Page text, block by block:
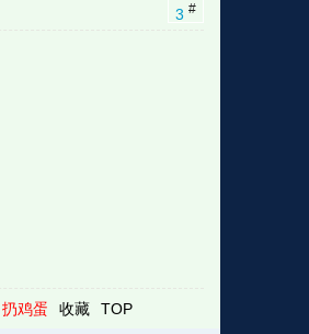
3 #
扔鸡蛋 收藏 TOP